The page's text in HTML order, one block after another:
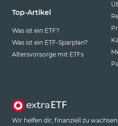
Top-Artikel
Was ist ein ETF?
Was ist ein ETF-Sparplan?
Altersvorsorge mit ETFs
Wir helfen dir, finanziell zu wachsen.